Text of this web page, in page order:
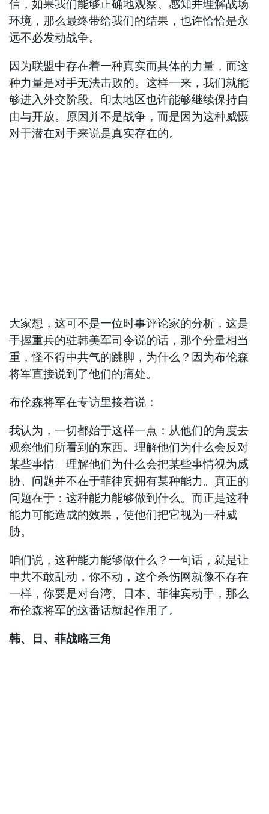
信，如果我们能够正确地观察、感知并理解战场
环境，那么最终带给我们的结果，也许恰恰是永
远不必发动战争。
因为联盟中存在着一种真实而具体的力量，而这
种力量是对手无法击败的。这样一来，我们就能
够进入外交阶段。印太地区也许能够继续保持自
由与开放。原因并不是战争，而是因为这种威慑
对于潜在对手来说是真实存在的。
大家想，这可不是一位时事评论家的分析，这是
手握重兵的驻韩美军司令说的话，那个分量相当
重，怪不得中共气的跳脚，为什么？因为布伦森
将军直接说到了他们的痛处。
布伦森将军在专访里接着说：
我认为，一切都始于这样一点：从他们的角度去
观察他们所看到的东西。理解他们为什么会反对
某些事情。理解他们为什么会把某些事情视为威
胁。问题并不在于菲律宾拥有某种能力。真正的
问题在于：这种能力能够做到什么。而正是这种
能力可能造成的效果，使他们把它视为一种威
胁。
咱们说，这种能力能够做什么？一句话，就是让
中共不敢乱动，你不动，这个杀伤网就像不存在
一样，你要是对台湾、日本、菲律宾动手，那么
布伦森将军的这番话就起作用了。
韩、日、菲战略三角